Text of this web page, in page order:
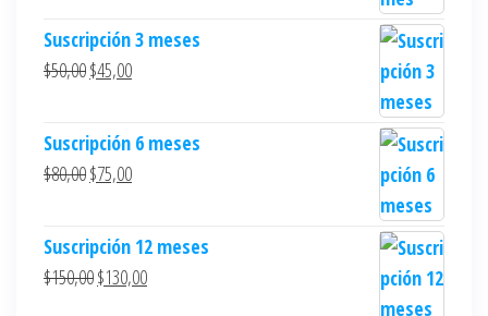
Suscripción 3 meses
$50,00$45,00
Suscripción 6 meses
$80,00$75,00
Suscripción 12 meses
$150,00$130,00